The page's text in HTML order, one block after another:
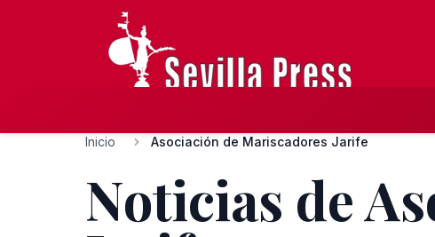
Inicio Asociación de Mariscadores Jarife
Noticias de